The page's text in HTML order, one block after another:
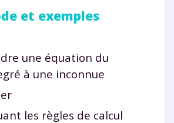
et exemples
une équation du
à une inconnue
les règles de calcul
progresser
réussir votre
scolaire ?